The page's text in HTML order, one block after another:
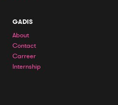
GADIS
About
Contact
Carreer
Internship